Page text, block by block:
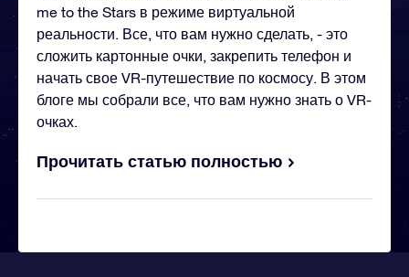
me to the Stars в режиме виртуальной
реальности. Все, что вам нужно сделать, - это
сложить картонные очки, закрепить телефон и
начать свое VR-путешествие по космосу. В этом
блоге мы собрали все, что вам нужно знать о VR-
очках.
Прочитать статью полностью